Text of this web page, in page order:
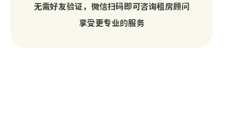
无需好友验证，微信扫码即可咨询租房顾问
享受更专业的服务